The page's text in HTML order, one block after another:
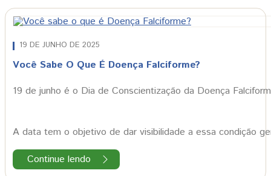
19 DE JUNHO DE 2025
Você Sabe O Que É Doença Falciforme?
19 de junho é o Dia de Conscientização da Doença
A data tem o objetivo de dar visibilidade a essa condição
Continue lendo